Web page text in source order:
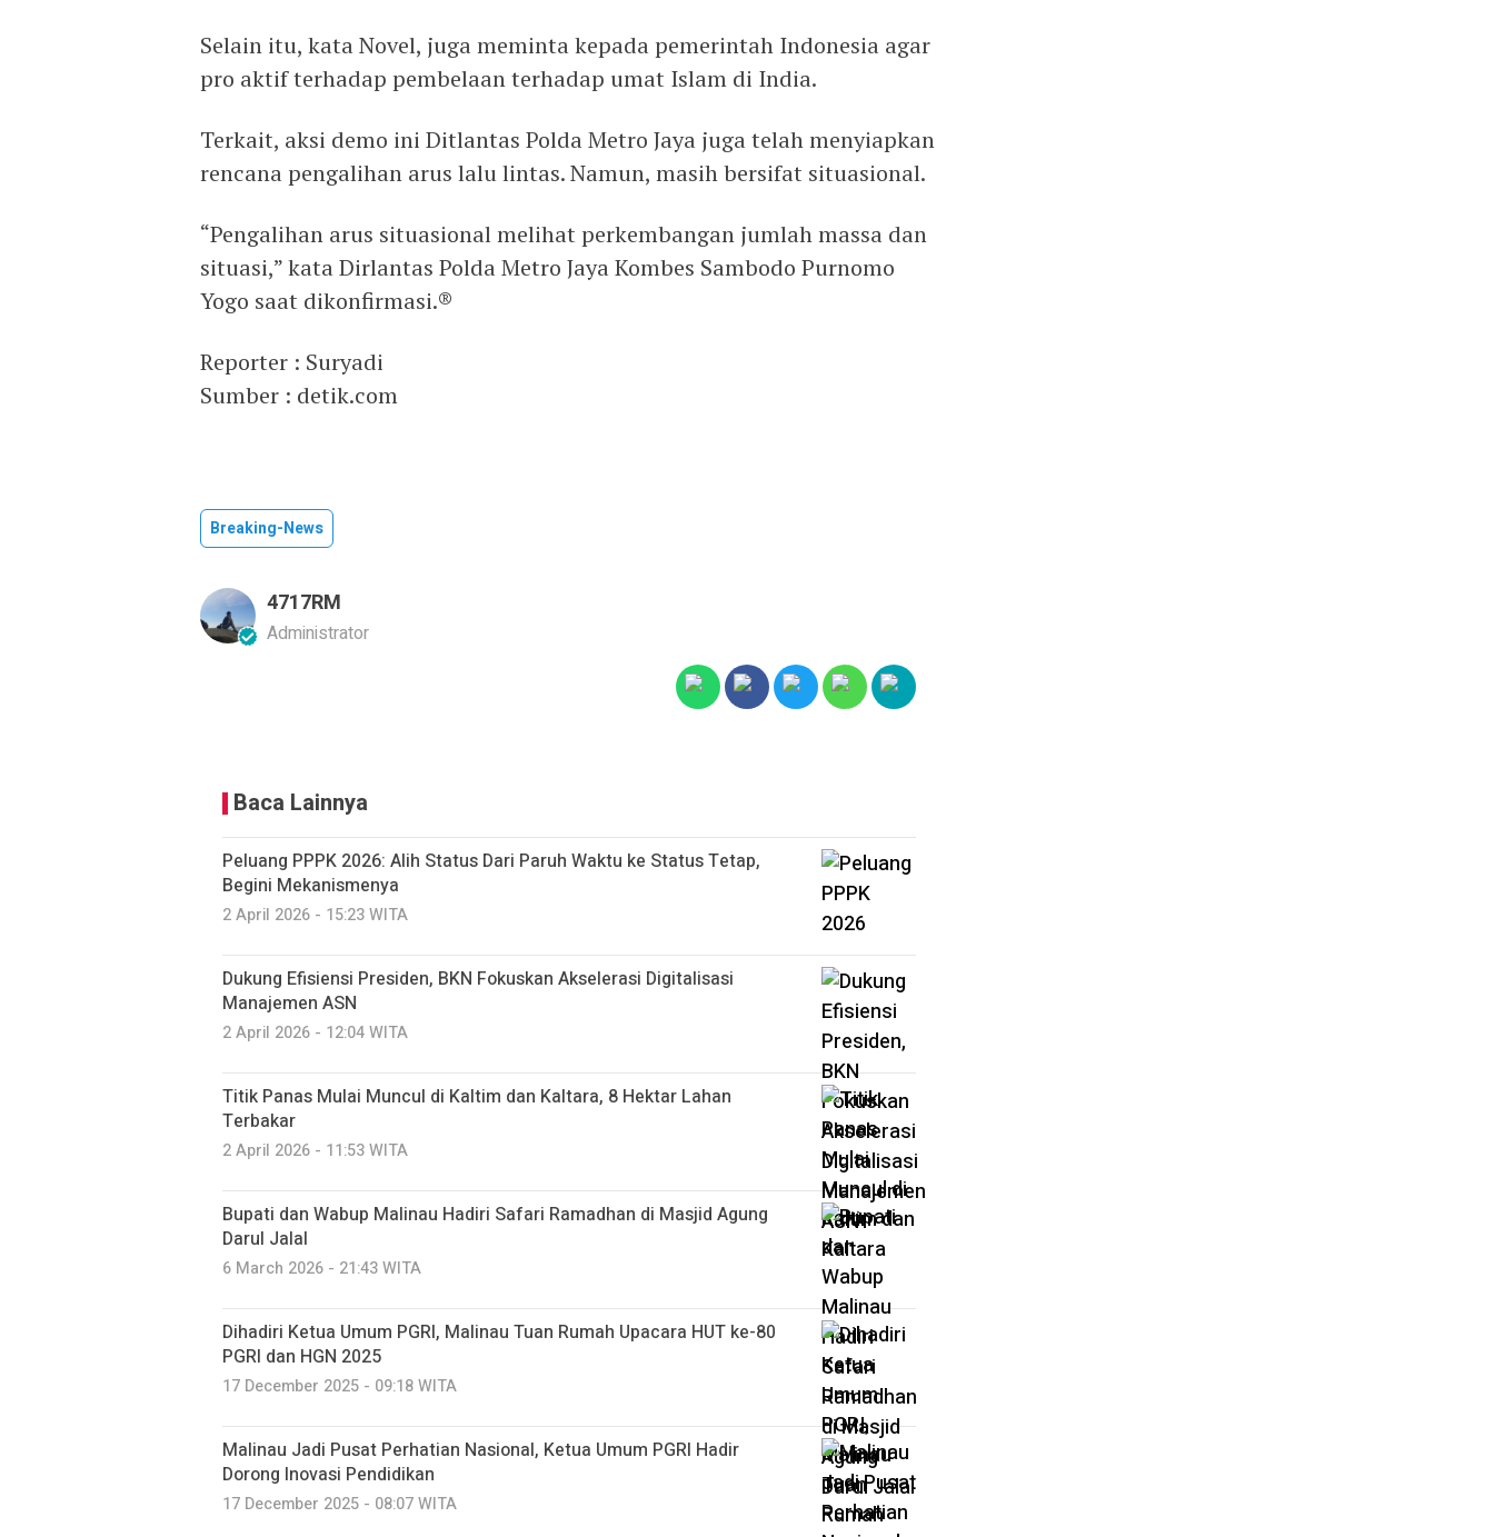
Selain itu, kata Novel, juga meminta kepada pemerintah Indonesia agar
pro aktif terhadap pembelaan terhadap umat Islam di India.
Terkait, aksi demo ini Ditlantas Polda Metro Jaya juga telah menyiapkan
rencana pengalihan arus lalu lintas. Namun, masih bersifat situasional.
“Pengalihan arus situasional melihat perkembangan jumlah massa dan
situasi,” kata Dirlantas Polda Metro Jaya Kombes Sambodo Purnomo
Yogo saat dikonfirmasi.®
Reporter : Suryadi
Sumber : detik.com
Breaking-News
4717RM
Administrator
Baca Lainnya
Peluang PPPK 2026: Alih Status Dari Paruh Waktu ke Status Tetap,
Begini Mekanismenya
2 April 2026 - 15:23 WITA
Dukung Efisiensi Presiden, BKN Fokuskan Akselerasi Digitalisasi
Manajemen ASN
2 April 2026 - 12:04 WITA
Titik Panas Mulai Muncul di Kaltim dan Kaltara, 8 Hektar Lahan
Terbakar
2 April 2026 - 11:53 WITA
Bupati dan Wabup Malinau Hadiri Safari Ramadhan di Masjid Agung
Darul Jalal
6 March 2026 - 21:43 WITA
Dihadiri Ketua Umum PGRI, Malinau Tuan Rumah Upacara HUT ke-80
PGRI dan HGN 2025
17 December 2025 - 09:18 WITA
Malinau Jadi Pusat Perhatian Nasional, Ketua Umum PGRI Hadir
Dorong Inovasi Pendidikan
17 December 2025 - 08:07 WITA